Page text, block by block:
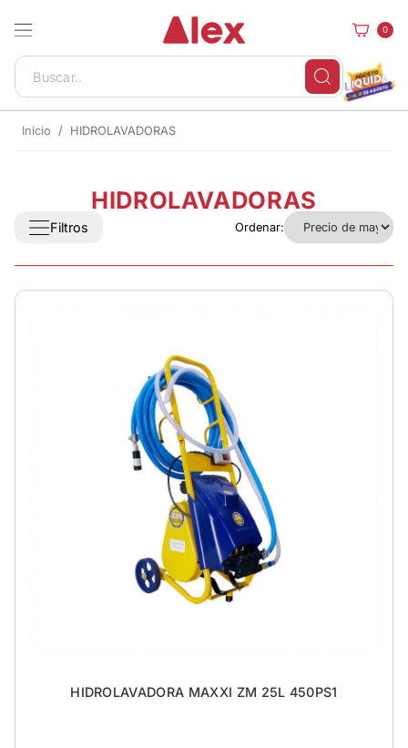
0
Inicio HIDROLAVADORAS
HIDROLAVADORAS
Filtros Ordenar:
HIDROLAVADORA MAXXI ZM 25L 450PS1